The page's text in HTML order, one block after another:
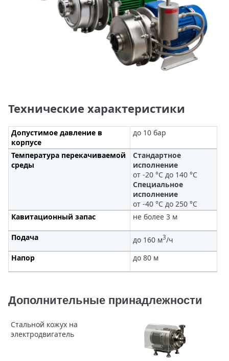
Технические характеристики
Допустимое давление в
корпусе
до 10 бар
Температура перекачиваемой
среды
Стандартное
исполнение
от -20 °С до 140 °С
Специальное
исполнение
от -40 °С до 250 °С
Кавитационный запас
не более 3 м
Подача до 160 м3/ч
Напор
до 80 м
Дополнительные принадлежности
Стальной кожух на
электродвигатель